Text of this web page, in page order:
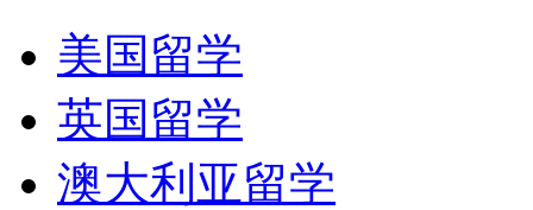
美国留学
英国留学
澳大利亚留学